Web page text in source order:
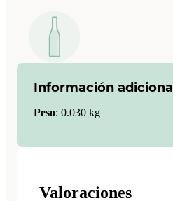
Información adicional
Peso: 0.030 kg
Valoraciones